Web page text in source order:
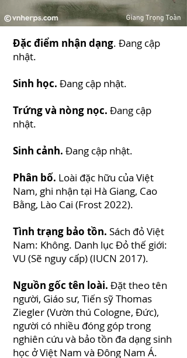
Đặc điểm nhận dạng. Đang cập
nhật.
Sinh học. Đang cập nhật.
Trứng và nòng nọc. Đang cập
nhật.
Sinh cảnh. Đang cập nhật.
Phân bố. Loài đặc hữu của Việt
Nam, ghi nhận tại Hà Giang, Cao
Bằng, Lào Cai (Frost 2022).
Tình trạng bảo tồn. Sách đỏ Việt
Nam: Không. Danh lục Đỏ thế giới:
VU (Sẽ nguy cấp) (IUCN 2017).
Nguồn gốc tên loài. Đặt theo tên
người, Giáo sư, Tiến sỹ Thomas
Ziegler (Vườn thú Cologne, Đức),
người có nhiều đóng góp trong
nghiên cứu và bảo tồn đa dạng sinh
học ở Việt Nam và Đông Nam Á.